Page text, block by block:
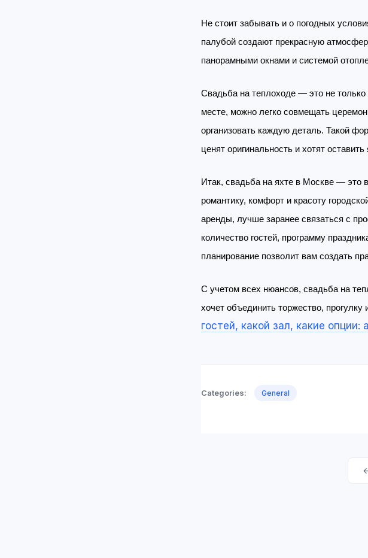
Не стоит забывать и о погодных
палубой создают прекрасную
панорамными окнами и системой
Свадьба на теплоходе — это не только
месте, можно легко совмещать
организовать каждую деталь. Такой
ценят оригинальность и хотят
Итак, свадьба на яхте в Москве — это
романтику, комфорт и красоту
аренды, лучше заранее связаться с
количество гостей, программу
планирование позволит вам создать
С учетом всех нюансов, свадьба на
хочет объединить торжество,
гостей, какой зал, какие
Categories: General